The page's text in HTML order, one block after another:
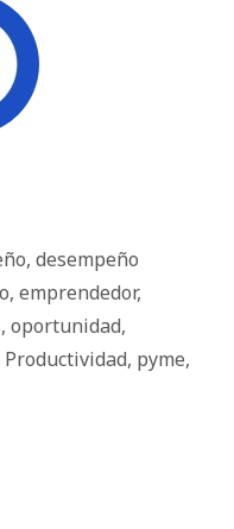
, desempeño
, emprendedor,
, oportunidad,
Productividad, pyme,